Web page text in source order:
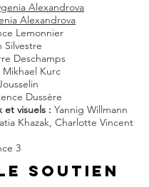
Alexandrova
Alexandrova
Lemonnier
Silvestre
Deschamps
Mikhael Kurc
Dussère
et visuels : Yannig Willmann
Khazak, Charlotte Vincent
3
SOUTIEN